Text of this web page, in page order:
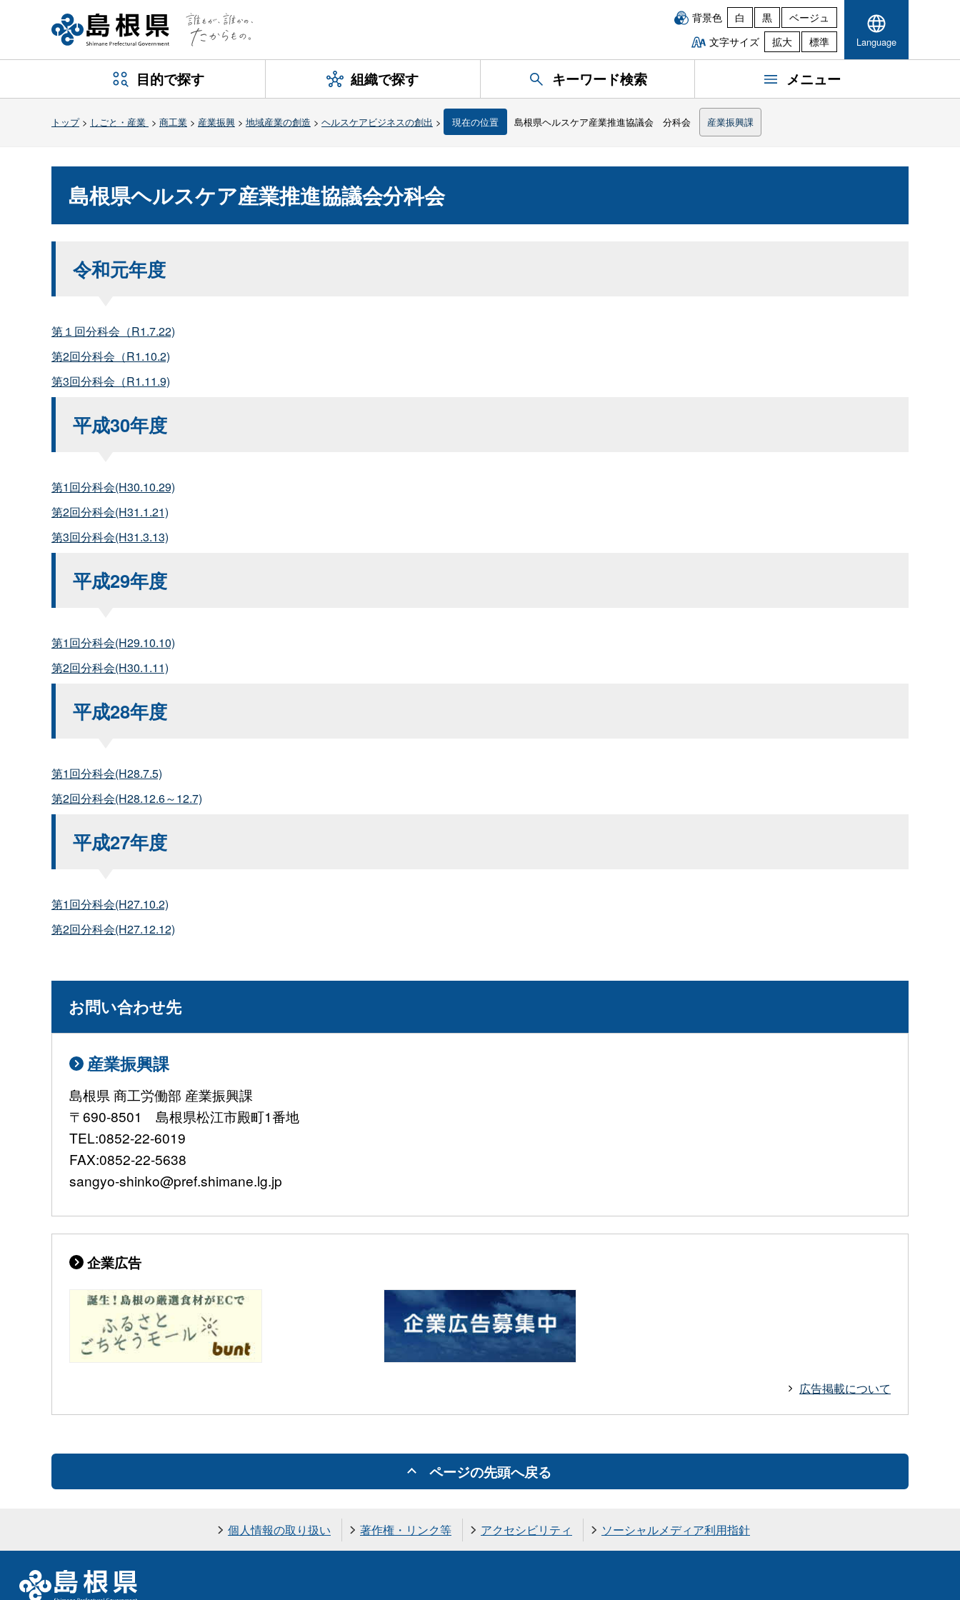
背景色 白 黒
ベージュ
文字サイズ
拡大 標準 Language
目的で探す 組織で探す キーワード検索 メニュー
トップ> しごと・産業 > 商工業 > 産業振興 > 地域産業の創造 > ヘルスケアビジネスの創出 > 現在の位置 島根県ヘルスケア産業推進協議会 分科会 産業振興課
島根県ヘルスケア産業推進協議会分科会
令和元年度
第１回分科会（R1.7.22)
第2回分科会（R1.10.2)
第3回分科会（R1.11.9)
平成30年度
第1回分科会(H30.10.29)
第2回分科会(H31.1.21)
第3回分科会(H31.3.13)
平成29年度
第1回分科会(H29.10.10)
第2回分科会(H30.1.11)
平成28年度
第1回分科会(H28.7.5)
第2回分科会(H28.12.6～12.7)
平成27年度
第1回分科会(H27.10.2)
第2回分科会(H27.12.12)
お問い合わせ先
産業振興課
島根県 商工労働部 産業振興課
〒690-8501 島根県松江市殿町1番地
TEL:0852-22-6019
FAX:0852-22-5638
sangyo-shinko@pref.shimane.lg.jp
企業広告
広告掲載について
ページの先頭へ戻る
個人情報の取り扱い 著作権・リンク等 アクセシビリティ ソーシャルメディア利用指針